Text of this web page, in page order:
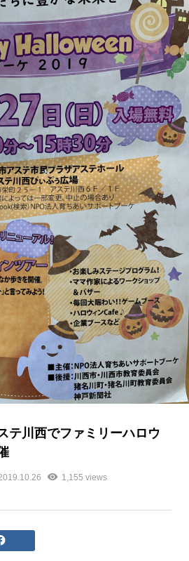
テ川西でファミリーハロウ
1,155 views